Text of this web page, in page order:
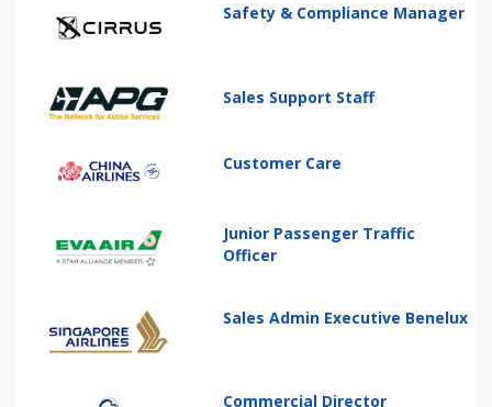
Safety & Compliance Manager
Sales Support Staff
Customer Care
Junior Passenger Traffic
Officer
Sales Admin Executive Benelux
Commercial Director